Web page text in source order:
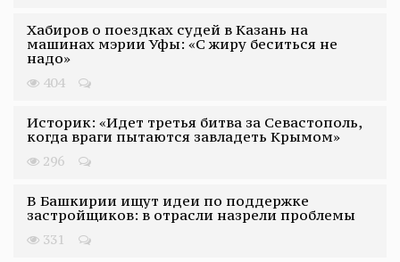
Хабиров о поездках судей в Казань на
машинах мэрии Уфы: «С жиру беситься не
надо»
404
Историк: «Идет третья битва за Севастополь,
когда враги пытаются завладеть Крымом»
296
В Башкирии ищут идеи по поддержке
застройщиков: в отрасли назрели проблемы
331